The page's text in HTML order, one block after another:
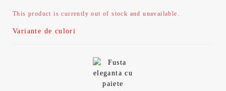
This product is currently out of stock and unavailable.
Variante de culori